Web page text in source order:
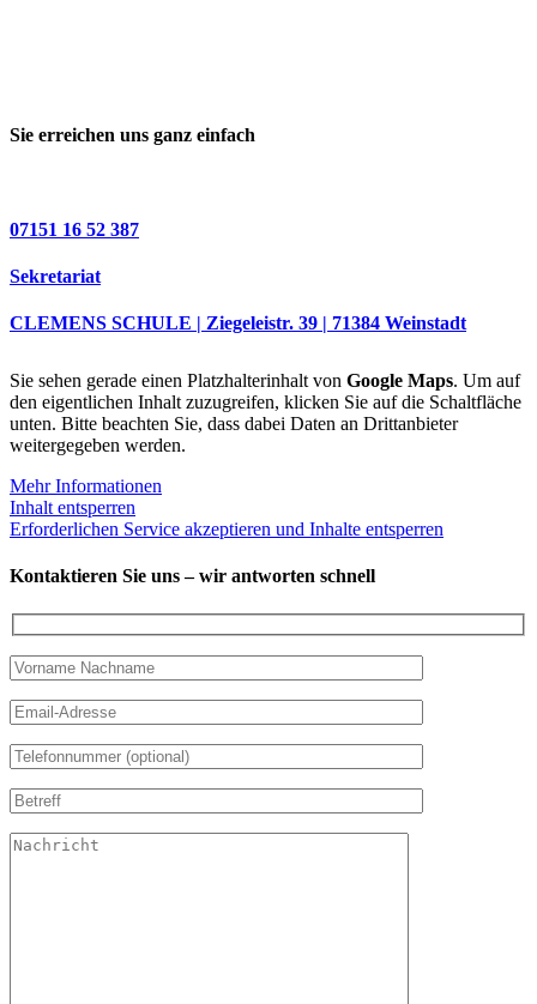
Sie erreichen uns ganz einfach
07151 16 52 387
Sekretariat
CLEMENS SCHULE | Ziegeleistr. 39 | 71384 Weinstadt
Sie sehen gerade einen Platzhalterinhalt von Google Maps. Um auf
den eigentlichen Inhalt zuzugreifen, klicken Sie auf die Schaltfläche
unten. Bitte beachten Sie, dass dabei Daten an Drittanbieter
weitergegeben werden.
Mehr Informationen
Inhalt entsperren
Erforderlichen Service akzeptieren und Inhalte entsperren
Kontaktieren Sie uns – wir antworten schnell